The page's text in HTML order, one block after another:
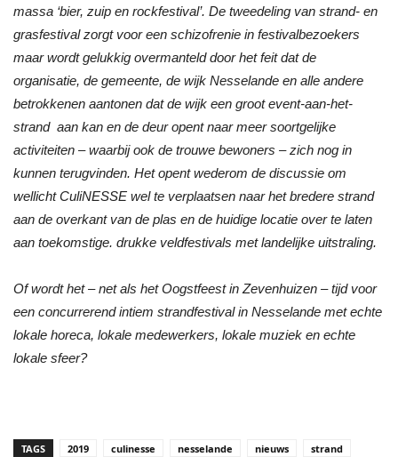
massa ‘bier, zuip en rockfestival’. De tweedeling van strand- en
grasfestival zorgt voor een schizofrenie in festivalbezoekers
maar wordt gelukkig overmanteld door het feit dat de
organisatie, de gemeente, de wijk Nesselande en alle andere
betrokkenen aantonen dat de wijk een groot event-aan-het-
strand aan kan en de deur opent naar meer soortgelijke
activiteiten – waarbij ook de trouwe bewoners – zich nog in
kunnen terugvinden. Het opent wederom de discussie om
wellicht CuliNESSE wel te verplaatsen naar het bredere strand
aan de overkant van de plas en de huidige locatie over te laten
aan toekomstige. drukke veldfestivals met landelijke uitstraling.
Of wordt het – net als het Oogstfeest in Zevenhuizen – tijd voor
een concurrerend intiem strandfestival in Nesselande met echte
lokale horeca, lokale medewerkers, lokale muziek en echte
lokale sfeer?
TAGS 2019 culinesse nesselande nieuws strand